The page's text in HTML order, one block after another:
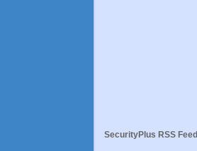
SecurityPlus RSS Feed